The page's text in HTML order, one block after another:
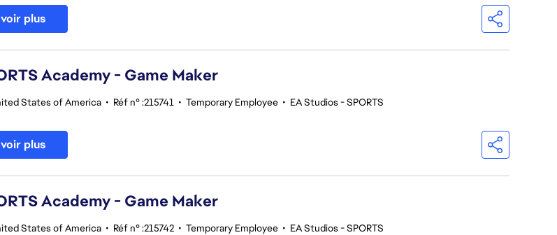
plus
Academy - Game Maker
States of America • Réf n° :215741 • Temporary Employee • EA Studios - SPORTS
plus
Academy - Game Maker
States of America • Réf n° :215742 • Temporary Employee • EA Studios - SPORTS